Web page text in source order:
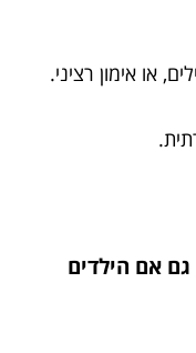
או אימון רציני.
אם הילדים